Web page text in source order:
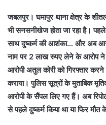
जबलपुर। घमापुर थाना क्षेत्र के
भी सनसनीखेज होता जा रहा है।
साथ दुष्कर्म की आशंका… और अब
नाम पर 2 लाख रुपए लेने के आरोप ने
आरोपी अतुल कोरी को गिरफ्तार
कराया। पुलिस सूत्रों के मुताबिक
आरोपी के सैंपल लिए गए हैं। अब
से पहले दुष्कर्म किया था या फिर मौत